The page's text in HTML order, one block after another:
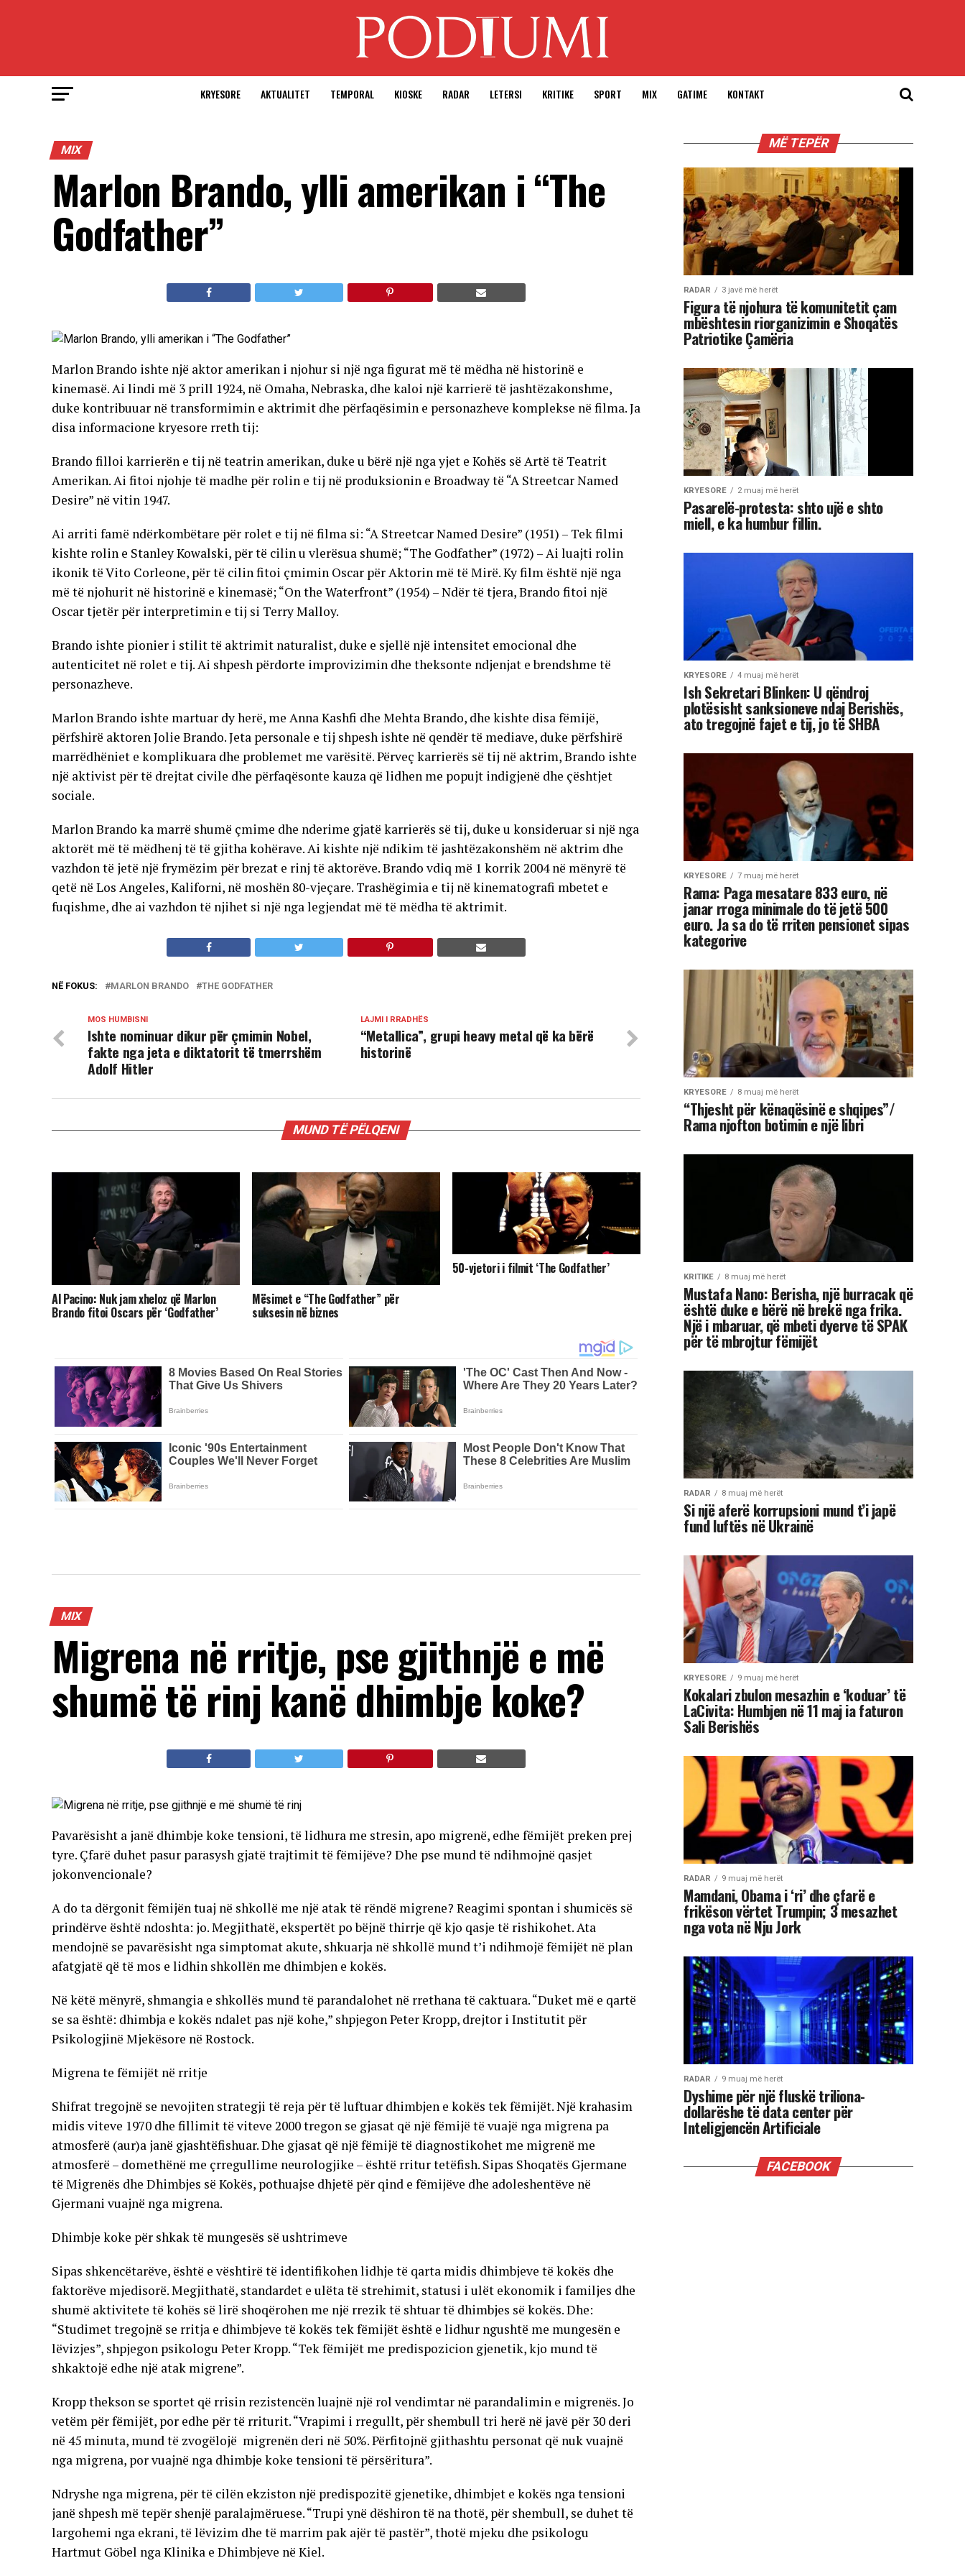
KRYESORE AKTUALITET TEMPORAL KIOSKE RADAR LETERSI KRITIKE SPORT MIX GATIME KONTAKT
MIX
Marlon Brando, ylli amerikan i “The
Godfather”
Marlon Brando ishte një aktor amerikan i njohur si një nga figurat më të mëdha në historinë e
kinemasë. Ai lindi më 3 prill 1924, në Omaha, Nebraska, dhe kaloi një karrierë të jashtëzakonshme,
duke kontribuuar në transformimin e aktrimit dhe përfaqësimin e personazheve komplekse në filma. Ja
disa informacione kryesore rreth tij:
Brando filloi karrierën e tij në teatrin amerikan, duke u bërë një nga yjet e Kohës së Artë të Teatrit
Amerikan. Ai fitoi njohje të madhe për rolin e tij në produksionin e Broadway të “A Streetcar Named
Desire” në vitin 1947.
Ai arriti famë ndërkombëtare për rolet e tij në filma si: “A Streetcar Named Desire” (1951) – Tek filmi
kishte rolin e Stanley Kowalski, për të cilin u vlerësua shumë; “The Godfather” (1972) – Ai luajti rolin
ikonik të Vito Corleone, për të cilin fitoi çmimin Oscar për Aktorin më të Mirë. Ky film është një nga
më të njohurit në historinë e kinemasë; “On the Waterfront” (1954) – Ndër të tjera, Brando fitoi një
Oscar tjetër për interpretimin e tij si Terry Malloy.
Brando ishte pionier i stilit të aktrimit naturalist, duke e sjellë një intensitet emocional dhe
autenticitet në rolet e tij. Ai shpesh përdorte improvizimin dhe theksonte ndjenjat e brendshme të
personazheve.
Marlon Brando ishte martuar dy herë, me Anna Kashfi dhe Mehta Brando, dhe kishte disa fëmijë,
përfshirë aktoren Jolie Brando. Jeta personale e tij shpesh ishte në qendër të mediave, duke përfshirë
marrëdhëniet e komplikuara dhe problemet me varësitë. Përveç karrierës së tij në aktrim, Brando ishte
një aktivist për të drejtat civile dhe përfaqësonte kauza që lidhen me popujt indigjenë dhe çështjet
sociale.
Marlon Brando ka marrë shumë çmime dhe nderime gjatë karrierës së tij, duke u konsideruar si një nga
aktorët më të mëdhenj të të gjitha kohërave. Ai kishte një ndikim të jashtëzakonshëm në aktrim dhe
vazhdon të jetë një frymëzim për brezat e rinj të aktorëve. Brando vdiq më 1 korrik 2004 në mënyrë të
qetë në Los Angeles, Kaliforni, në moshën 80-vjeçare. Trashëgimia e tij në kinematografi mbetet e
fuqishme, dhe ai vazhdon të njihet si një nga legjendat më të mëdha të aktrimit.
NË FOKUS: MARLON BRANDO THE GODFATHER
LAJMI I RRADHËS
“Metallica”, grupi heavy metal që ka bërë
historinë
MOS HUMBISNI
Ishte nominuar dikur për çmimin Nobel,
fakte nga jeta e diktatorit të tmerrshëm
Adolf Hitler
MUND TË PËLQENI
Al Pacino: Nuk jam xheloz që Marlon
Brando fitoi Oscars për ‘Godfather’
Mësimet e “The Godfather” për
suksesin në biznes
50-vjetori i filmit ‘The Godfather’
MIX
Migrena në rritje, pse gjithnjë e më
shumë të rinj kanë dhimbje koke?
Pavarësisht a janë dhimbje koke tensioni, të lidhura me stresin, apo migrenë, edhe fëmijët preken prej
tyre. Çfarë duhet pasur parasysh gjatë trajtimit të fëmijëve? Dhe pse mund të ndihmojnë qasjet
jokonvencionale?
A do ta dërgonit fëmijën tuaj në shkollë me një atak të rëndë migrene? Reagimi spontan i shumicës së
prindërve është ndoshta: jo. Megjithatë, ekspertët po bëjnë thirrje që kjo qasje të rishikohet. Ata
mendojnë se pavarësisht nga simptomat akute, shkuarja në shkollë mund t’i ndihmojë fëmijët në plan
afatgjatë që të mos e lidhin shkollën me dhimbjen e kokës.
Në këtë mënyrë, shmangia e shkollës mund të parandalohet në rrethana të caktuara. “Duket më e qartë
se sa është: dhimbja e kokës ndalet pas një kohe,” shpjegon Peter Kropp, drejtor i Institutit për
Psikologjinë Mjekësore në Rostock.
Migrena te fëmijët në rritje
Shifrat tregojnë se nevojiten strategji të reja për të luftuar dhimbjen e kokës tek fëmijët. Një krahasim
midis viteve 1970 dhe fillimit të viteve 2000 tregon se gjasat që një fëmijë të vuajë nga migrena pa
atmosferë (aur)a janë gjashtëfishuar. Dhe gjasat që një fëmijë të diagnostikohet me migrenë me
atmosferë – domethënë me çrregullime neurologjike – është rritur tetëfish. Sipas Shoqatës Gjermane
të Migrenës dhe Dhimbjes së Kokës, pothuajse dhjetë për qind e fëmijëve dhe adoleshentëve në
Gjermani vuajnë nga migrena.
Dhimbje koke për shkak të mungesës së ushtrimeve
Sipas shkencëtarëve, është e vështirë të identifikohen lidhje të qarta midis dhimbjeve të kokës dhe
faktorëve mjedisorë. Megjithatë, standardet e ulëta të strehimit, statusi i ulët ekonomik i familjes dhe
shumë aktivitete të kohës së lirë shoqërohen me një rrezik të shtuar të dhimbjes së kokës. Dhe:
“Studimet tregojnë se rritja e dhimbjeve të kokës tek fëmijët është e lidhur ngushtë me mungesën e
lëvizjes”, shpjegon psikologu Peter Kropp. “Tek fëmijët me predispozicion gjenetik, kjo mund të
shkaktojë edhe një atak migrene”.
Kropp thekson se sportet që rrisin rezistencën luajnë një rol vendimtar në parandalimin e migrenës. Jo
vetëm për fëmijët, por edhe për të rriturit. “Vrapimi i rregullt, për shembull tri herë në javë për 30 deri
në 45 minuta, mund të zvogëlojë migrenën deri në 50%. Përfitojnë gjithashtu personat që nuk vuajnë
nga migrena, por vuajnë nga dhimbje koke tensioni të përsëritura”.
Ndryshe nga migrena, për të cilën ekziston një predispozitë gjenetike, dhimbjet e kokës nga tensioni
janë shpesh më tepër shenjë paralajmëruese. “Trupi ynë dëshiron të na thotë, për shembull, se duhet të
largohemi nga ekrani, të lëvizim dhe të marrim pak ajër të pastër”, thotë mjeku dhe psikologu
Hartmut Göbel nga Klinika e Dhimbjeve në Kiel.
MË TEPËR
RADAR 3 javë më herët
Figura të njohura të komunitetit çam
mbështesin riorganizimin e Shoqatës
Patriotike Çamëria
KRYESORE 2 muaj më herët
Pasarelë-protesta: shto ujë e shto
miell, e ka humbur fillin.
KRYESORE 4 muaj më herët
Ish Sekretari Blinken: U qëndroj
plotësisht sanksioneve ndaj Berishës,
ato tregojnë fajet e tij, jo të SHBA
KRYESORE 7 muaj më herët
Rama: Paga mesatare 833 euro, në
janar rroga minimale do të jetë 500
euro. Ja sa do të rriten pensionet sipas
kategorive
KRYESORE 8 muaj më herët
“Thjesht për kënaqësinë e shqipes”/
Rama njofton botimin e një libri
KRITIKE 8 muaj më herët
Mustafa Nano: Berisha, një burracak që
është duke e bërë në brekë nga frika.
Një i mbaruar, që mbeti dyerve të SPAK
për të mbrojtur fëmijët
RADAR 8 muaj më herët
Si një aferë korrupsioni mund t’i japë
fund luftës në Ukrainë
KRYESORE 9 muaj më herët
Kokalari zbulon mesazhin e ‘koduar’ të
LaCivita: Humbjen në 11 maj ia faturon
Sali Berishës
RADAR 9 muaj më herët
Mamdani, Obama i ‘ri’ dhe çfarë e
frikëson vërtet Trumpin; 3 mesazhet
nga vota në Nju Jork
RADAR 9 muaj më herët
Dyshime për një fluskë triliona-
dollarëshe të data center për
Inteligjencën Artificiale
FACEBOOK